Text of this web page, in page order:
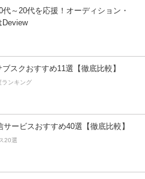
～20代を応援！オーディション・
Deview
スクおすすめ11選【徹底比較】
ランキング
ービスおすすめ40選【徹底比較】
20選